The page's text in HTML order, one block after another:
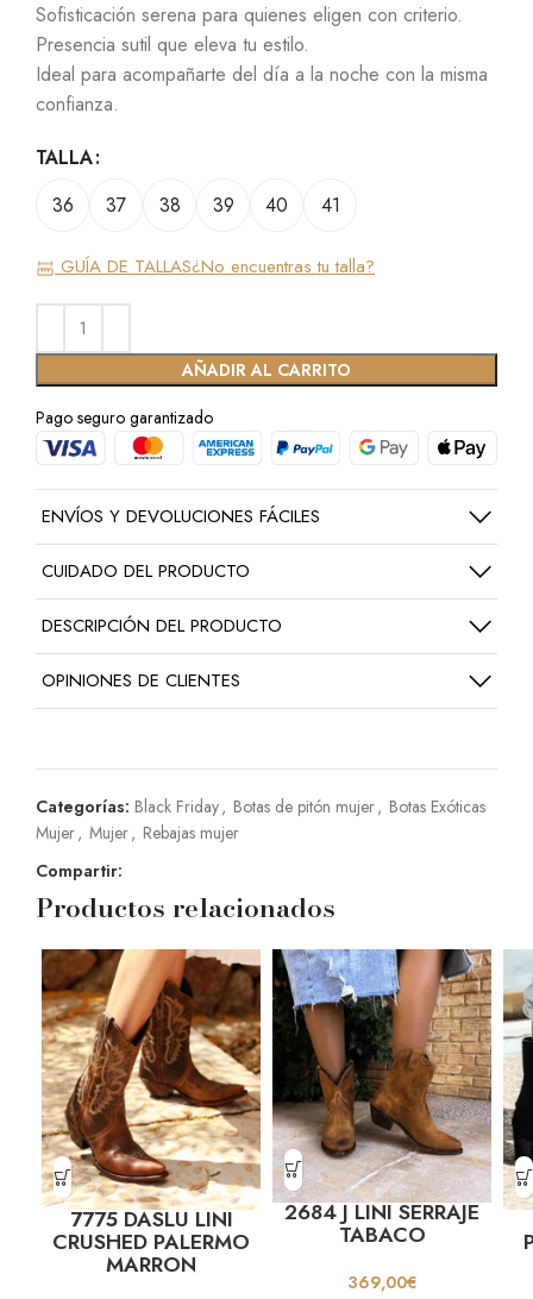
Sofisticación serena para quienes eligen con criterio.
Presencia sutil que eleva tu estilo.
Ideal para acompañarte del día a la noche con la misma
confianza.
TALLA
36
37 38 39 40 41
GUÍA DE TALLAS¿No encuentras tu talla?
AÑADIR AL CARRITO
Pago seguro garantizado
ENVÍOS Y DEVOLUCIONES FÁCILES
CUIDADO DEL PRODUCTO
DESCRIPCIÓN DEL PRODUCTO
OPINIONES DE CLIENTES
Categorías: Black Friday, Botas de pitón mujer, Botas Exóticas
Mujer, Mujer, Rebajas mujer
Compartir:
Productos relacionados
7775 DASLU LINI
CRUSHED PALERMO
MARRON
2684 J LINI SERRAJE
TABACO
369,00€